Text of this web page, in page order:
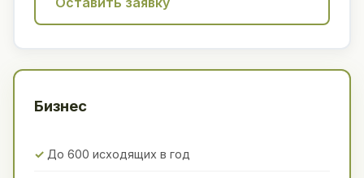
Бизнес
До 600 исходящих в год